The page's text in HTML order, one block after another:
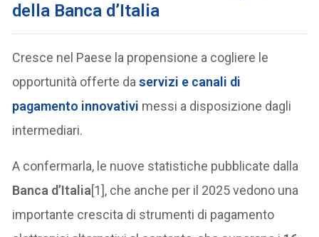
della Banca d’Italia
Cresce nel Paese la propensione a cogliere le
opportunità offerte daservizi e canali di
pagamento innovativi messi a disposizione dagli
intermediari.
A confermarla, le nuove statistiche pubblicate dalla
Banca d’Italia[1], che anche per il 2025 vedono una
importante crescita di strumenti di pagamento